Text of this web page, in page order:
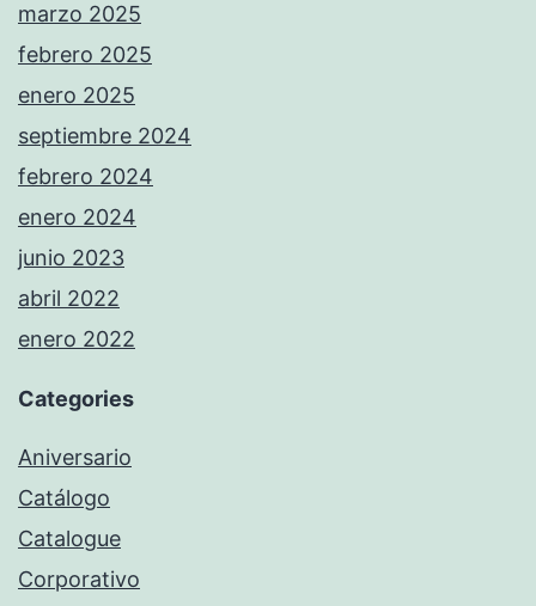
marzo 2025
febrero 2025
enero 2025
septiembre 2024
febrero 2024
enero 2024
junio 2023
abril 2022
enero 2022
Categories
Aniversario
Catálogo
Catalogue
Corporativo